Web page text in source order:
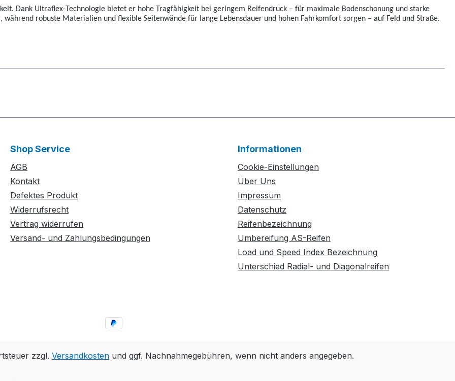
Dank Ultraflex-Technologie bietet er hohe Tragfähigkeit bei geringem Reifendruck – für maximale Bodenschonung und starke
robuste Materialien und flexible Seitenwände für lange Lebensdauer und hohen Fahrkomfort sorgen – auf Feld und Straße.
Shop Service
AGB
Kontakt
Defektes Produkt
Widerrufsrecht
Vertrag widerrufen
Versand- und Zahlungsbedingungen
Informationen
Cookie-Einstellungen
Über Uns
Impressum
Datenschutz
Reifenbezeichnung
Umbereifung AS-Reifen
Load und Speed Index Bezeichnung
Unterschied Radial- und Diagonalreifen
zzgl. Versandkosten und ggf. Nachnahmegebühren, wenn nicht anders angegeben.